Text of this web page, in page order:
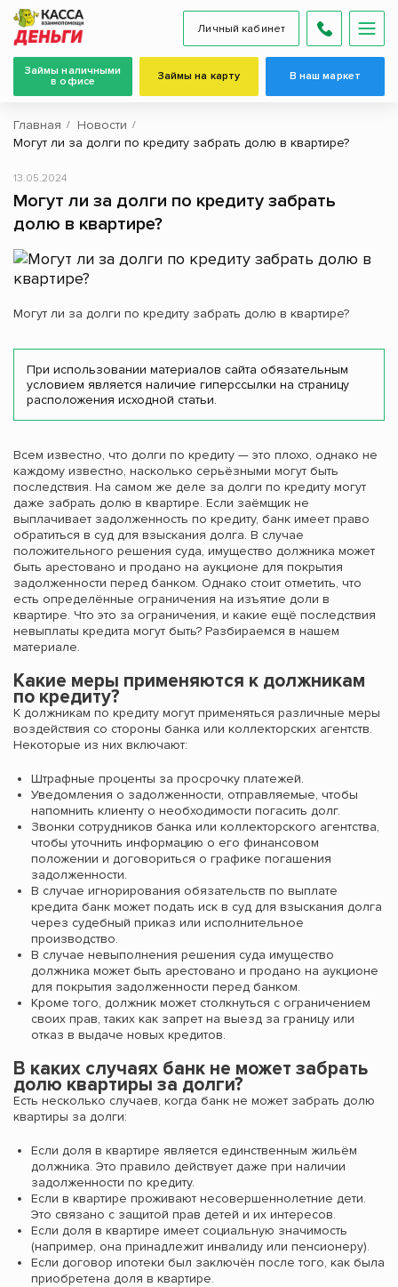
Личный кабинет
Займы наличными
в офисе
Займы на карту В наш маркет
Главная
Новости
Могут ли за долги по кредиту забрать долю в квартире?
Могут ли за долги по кредиту забрать
долю в квартире?
13.05.2024
Могут ли за долги по кредиту забрать долю в квартире?
При использовании материалов сайта обязательным
условием является наличие гиперссылки на страницу
расположения исходной статьи.
Всем известно, что долги по кредиту — это плохо, однако не
каждому известно, насколько серьёзными могут быть
последствия. На самом же деле за долги по кредиту могут
даже забрать долю в квартире. Если заёмщик не
выплачивает задолженность по кредиту, банк имеет право
обратиться в суд для взыскания долга. В случае
положительного решения суда, имущество должника может
быть арестовано и продано на аукционе для покрытия
задолженности перед банком. Однако стоит отметить, что
есть определённые ограничения на изъятие доли в
квартире. Что это за ограничения, и какие ещё последствия
невыплаты кредита могут быть? Разбираемся в нашем
материале.
Какие меры применяются к должникам
по кредиту?
К должникам по кредиту могут применяться различные меры
воздействия со стороны банка или коллекторских агентств.
Некоторые из них включают:
Штрафные проценты за просрочку платежей.
Уведомления о задолженности, отправляемые, чтобы
напомнить клиенту о необходимости погасить долг.
Звонки сотрудников банка или коллекторского агентства,
чтобы уточнить информацию о его финансовом
положении и договориться о графике погашения
задолженности.
В случае игнорирования обязательств по выплате
кредита банк может подать иск в суд для взыскания долга
через судебный приказ или исполнительное
производство.
В случае невыполнения решения суда имущество
должника может быть арестовано и продано на аукционе
для покрытия задолженности перед банком.
Кроме того, должник может столкнуться с ограничением
своих прав, таких как запрет на выезд за границу или
отказ в выдаче новых кредитов.
В каких случаях банк не может забрать
долю квартиры за долги?
Есть несколько случаев, когда банк не может забрать долю
квартиры за долги:
Если доля в квартире является единственным жильём
должника. Это правило действует даже при наличии
задолженности по кредиту.
Если в квартире проживают несовершеннолетние дети.
Это связано с защитой прав детей и их интересов.
Если доля в квартире имеет социальную значимость
(например, она принадлежит инвалиду или пенсионеру).
Если договор ипотеки был заключён после того, как была
приобретена доля в квартире.